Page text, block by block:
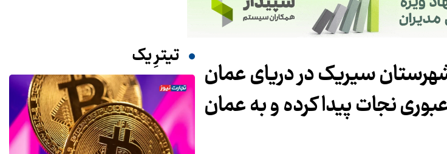
شهرستان سیریک در دریای عمان
عبوری نجات پیدا کرده و به عمان
تیترِ یک